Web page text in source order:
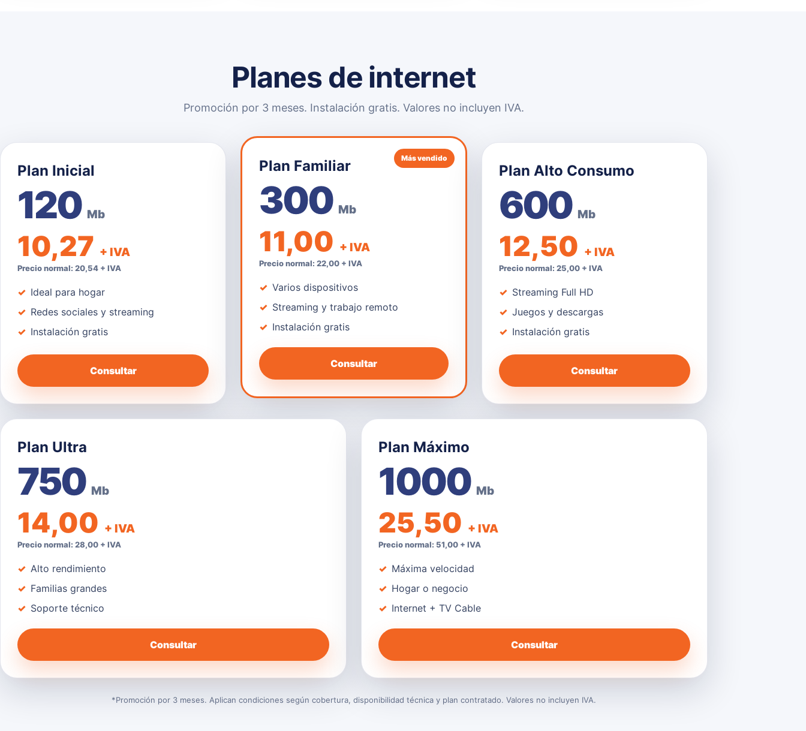
Planes de internet
Promoción por 3 meses. Instalación gratis. Valores no incluyen IVA.
Plan Inicial
120 Mb
10,27 + IVA
Precio normal: 20,54 + IVA
Ideal para hogar
Redes sociales y streaming
Instalación gratis
Consultar
Más vendido
Plan Familiar
300 Mb
11,00 + IVA
Precio normal: 22,00 + IVA
Varios dispositivos
Streaming y trabajo remoto
Instalación gratis
Consultar
Plan Alto Consumo
600 Mb
12,50 + IVA
Precio normal: 25,00 + IVA
Streaming Full HD
Juegos y descargas
Instalación gratis
Consultar
Plan Ultra
750 Mb
14,00 + IVA
Precio normal: 28,00 + IVA
Alto rendimiento
Familias grandes
Soporte técnico
Consultar
Plan Máximo
1000 Mb
25,50 + IVA
Precio normal: 51,00 + IVA
Máxima velocidad
Hogar o negocio
Internet + TV Cable
Consultar
*Promoción por 3 meses. Aplican condiciones según cobertura, disponibilidad técnica y plan contratado. Valores no incluyen IVA.